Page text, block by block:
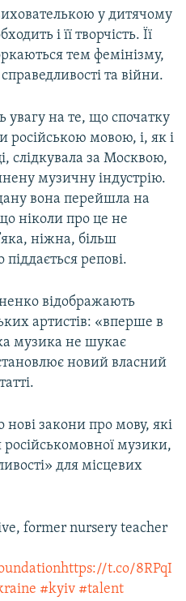
у дитячому
і її творчість. Її
тем фемінізму,
та війни.
увагу на те, що спочатку
російською мовою, і, як і
слідкувала за Москвою,
музичну індустрію.
вона перейшла на
ніколи про це не
ніжна, більш
репові.
відображають
артистів: «вперше в
музика не шукає
новий власний
закони про мову, які
музики,
для місцевих
former nursery teacher
https://t.co/8RPqI
#kyiv #talent